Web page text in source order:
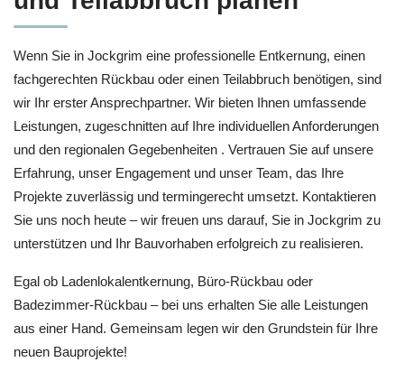
Wenn Sie in Jockgrim eine professionelle Entkernung, einen
fachgerechten Rückbau oder einen Teilabbruch benötigen, sind
wir Ihr erster Ansprechpartner. Wir bieten Ihnen umfassende
Leistungen, zugeschnitten auf Ihre individuellen Anforderungen
und den regionalen Gegebenheiten . Vertrauen Sie auf unsere
Erfahrung, unser Engagement und unser Team, das Ihre
Projekte zuverlässig und termingerecht umsetzt. Kontaktieren
Sie uns noch heute – wir freuen uns darauf, Sie in Jockgrim zu
unterstützen und Ihr Bauvorhaben erfolgreich zu realisieren.
Egal ob Ladenlokalentkernung, Büro-Rückbau oder
Badezimmer-Rückbau – bei uns erhalten Sie alle Leistungen
aus einer Hand. Gemeinsam legen wir den Grundstein für Ihre
neuen Bauprojekte!